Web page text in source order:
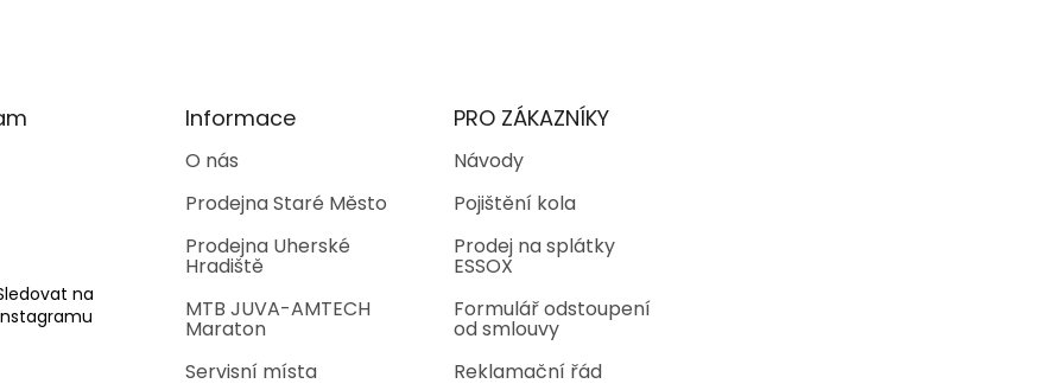
na
Informace
O nás
Prodejna Staré Město
Prodejna Uherské
Hradiště
MTB JUVA-AMTECH
Maraton
Servisní místa
PRO ZÁKAZNÍKY
Návody
Pojištění kola
Prodej na splátky
ESSOX
Formulář odstoupení
od smlouvy
Reklamační řád